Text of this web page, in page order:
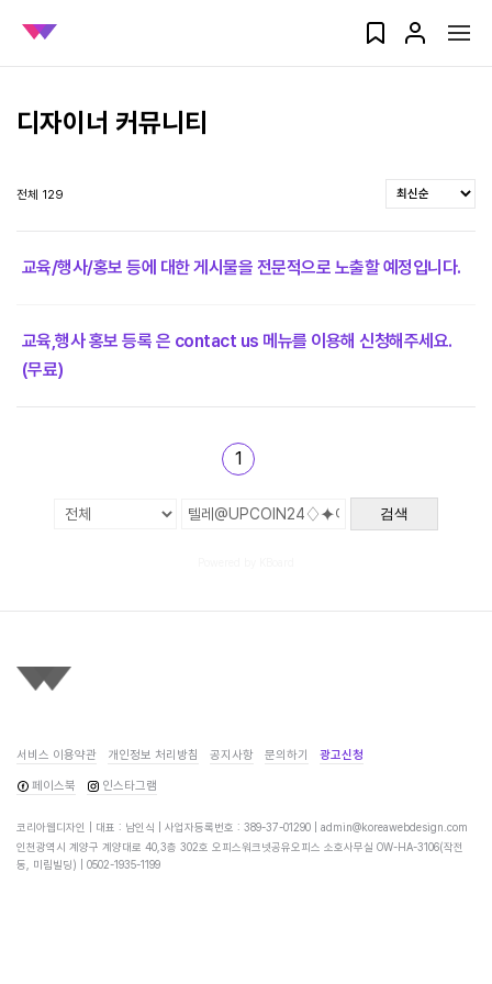
디자이너 커뮤니티
전체 129
교육/행사/홍보 등에 대한 게시물을 전문적으로 노출할 예정입니다.
교육,행사 홍보 등록 은 contact us 메뉴를 이용해 신청해주세요.
(무료)
1
검색
서비스 이용약관 개인정보 처리방침 공지사항 문의하기 광고신청
페이스북 인스타그램
코리아웹디자인 | 대표 : 남인식 | 사업자등록번호 : 389-37-01290 | admin@koreawebdesign.com
인천광역시 계양구 계양대로 40,3층 302호 오피스워크넷공유오피스 소호사무실 OW-HA-3106(작전
동, 미림빌딩) | 0502-1935-1199